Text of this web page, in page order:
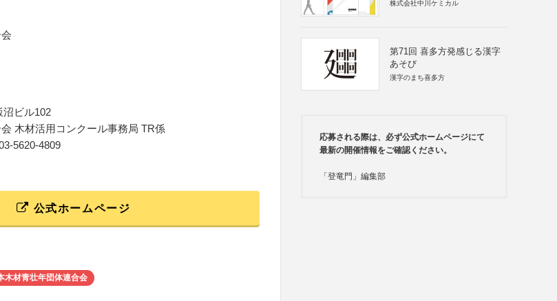
沼ビル102
木材活用コンクール事務局 TR係
5620-4809
公式ホームページ
木材青壮年団体連合会
株式会社中川ケミカル
第71回 喜多方発感じる漢字
あそび
漢字のまち喜多方
応募される際は、必ず公式ホームページにて
最新の開催情報をご確認ください。
「登竜門」編集部